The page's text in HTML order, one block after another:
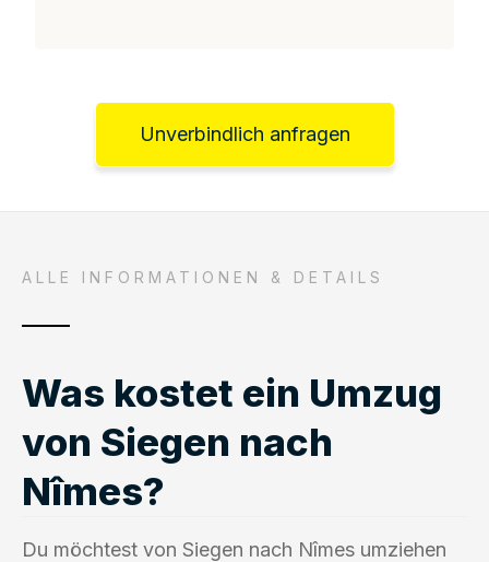
Unverbindlich anfragen
ALLE INFORMATIONEN & DETAILS
Was kostet ein Umzug
von Siegen nach
Nîmes?
Du möchtest von Siegen nach Nîmes umziehen